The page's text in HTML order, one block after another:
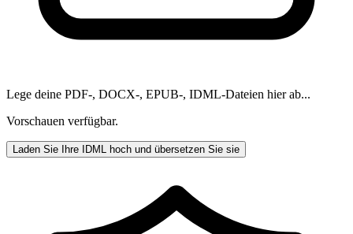
Lege deine PDF-, DOCX-, EPUB-, IDML-Dateien hier ab...
Vorschauen verfügbar.
Laden Sie Ihre IDML hoch und übersetzen Sie sie